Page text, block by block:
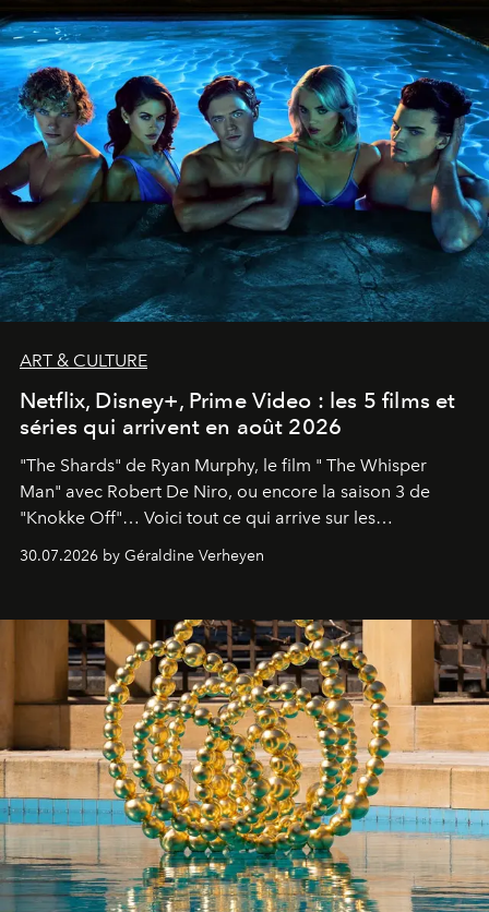
ART & CULTURE
Netflix, Disney+, Prime Video : les 5 films et
séries qui arrivent en août 2026
"The Shards" de Ryan Murphy, le film " The Whisper
Man" avec Robert De Niro, ou encore la saison 3 de
"Knokke Off"… Voici tout ce qui arrive sur les
30.07.2026 by Géraldine Verheyen